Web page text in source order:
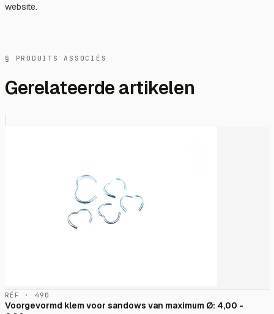
website.
§ PRODUITS ASSOCIÉS
Gerelateerde artikelen
RÉF · 490
Voorgevormd klem voor sandows van maximum Ø: 4,00 -